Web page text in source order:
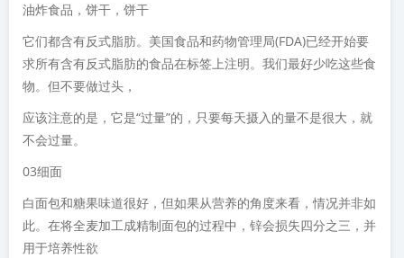
油炸食品，饼干，饼干
它们都含有反式脂肪。美国食品和药物管理局(FDA)已经开始要
求所有含有反式脂肪的食品在标签上注明。我们最好少吃这些食
物。但不要做过头，
应该注意的是，它是“过量”的，只要每天摄入的量不是很大，就
不会过量。
03细面
白面包和糖果味道很好，但如果从营养的角度来看，情况并非如
此。在将全麦加工成精制面包的过程中，锌会损失四分之三，并
用于培养性欲